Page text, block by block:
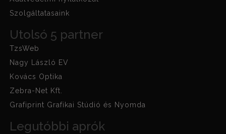
Szolgáltatasaink
Utolsó 5 partner
TzsWeb
Nagy László EV
Kovács Optika
Zebra-Net Kft.
Grafiprint Grafikai Stúdió és Nyomda
Legutóbbi aprók